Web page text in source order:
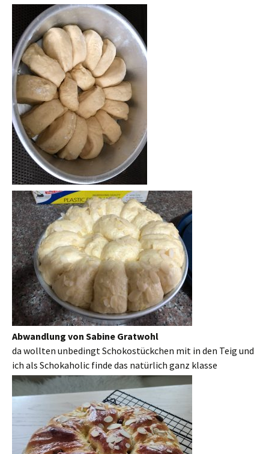
Abwandlung von Sabine Gratwohl
da wollten unbedingt Schokostückchen mit in den Teig und
ich als Schokaholic finde das natürlich ganz klasse